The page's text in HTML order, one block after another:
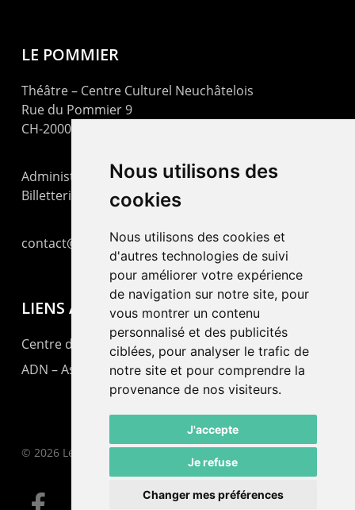
Nous utilisons des
cookies
Nous utilisons des cookies et
d'autres technologies de suivi
pour améliorer votre expérience
de navigation sur notre site, pour
vous montrer un contenu
personnalisé et des publicités
ciblées, pour analyser le trafic de
notre site et pour comprendre la
provenance de nos visiteurs.
J'accepte
Je refuse
Changer mes préférences
LE POMMIER
Théâtre – Centre Culturel Neuchâtelois
Rue du Pommier 9
CH-2000 Neuchâtel
Administration : +41 32 725 03 03
Billetterie : +41 32 725 05 05
contact@lepommier.ch
LIENS AMIS
Centre de culture ABC
ADN – Association Danse Neuchâtel
© 2026 Le Pommier.
facebook email